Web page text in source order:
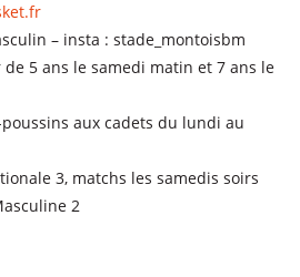
– insta : stade_montoisbm
5 ans le samedi matin et 7 ans le
aux cadets du lundi au
3, matchs les samedis soirs
2